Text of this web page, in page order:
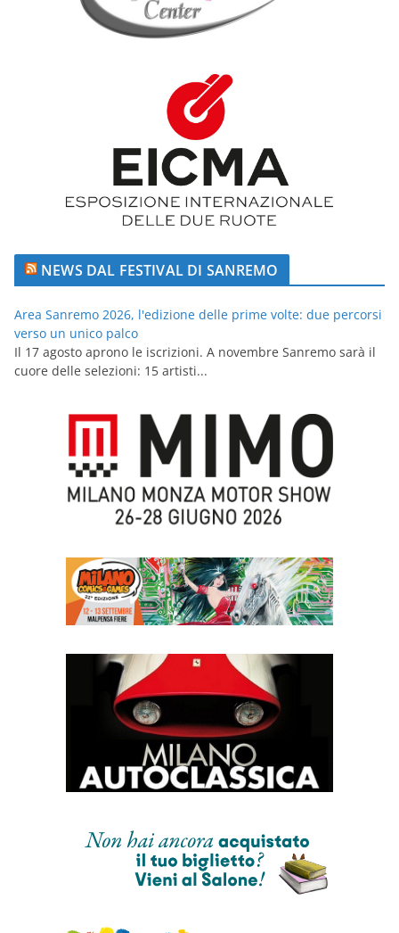
NEWS DAL FESTIVAL DI SANREMO
Area Sanremo 2026, l'edizione delle prime volte: due percorsi
verso un unico palco
Il 17 agosto aprono le iscrizioni. A novembre Sanremo sarà il
cuore delle selezioni: 15 artisti...